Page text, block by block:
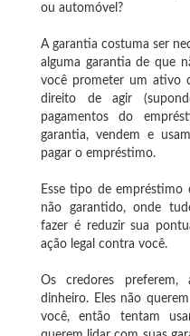
ou automóvel?
A garantia costuma ser
alguma garantia de que
você prometer um ativo
direito de agir
pagamentos do
garantia, vendem e
pagar o empréstimo.
Esse tipo de
não garantido, onde
fazer é reduzir sua
ação legal contra você.
Os credores
dinheiro. Eles não
você, então tentam